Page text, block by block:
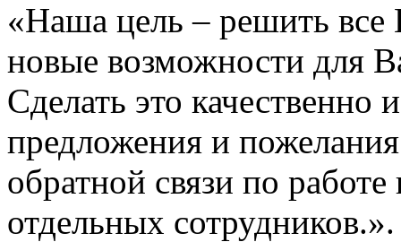
«Наша цель – решить все
новые возможности для
Сделать это
предложения и
обратной связи по
отдельных сотрудников.».